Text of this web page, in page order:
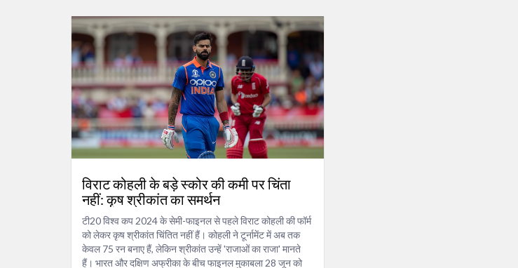
विराट कोहली के बड़े स्कोर की कमी पर चिंता
नहीं: कृष श्रीकांत का समर्थन
टी20 विश्व कप 2024 के सेमी-फाइनल से पहले विराट कोहली की फॉर्म
को लेकर कृष श्रीकांत चिंतित नहीं हैं। कोहली ने टूर्नामेंट में अब तक
केवल 75 रन बनाए हैं, लेकिन श्रीकांत उन्हें 'राजाओं का राजा' मानते
हैं। भारत और दक्षिण अफ्रीका के बीच फाइनल मुकाबला 28 जून को